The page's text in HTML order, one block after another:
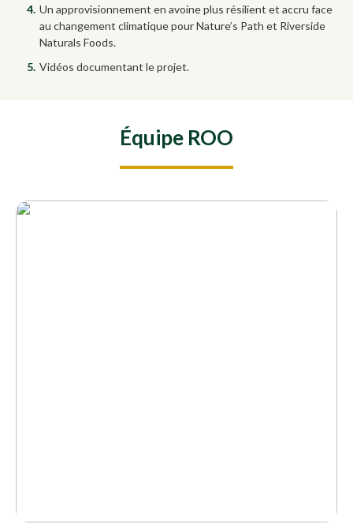
Un approvisionnement en avoine plus résilient et accru face
au changement climatique pour Nature’s Path et Riverside
Naturals Foods.
Vidéos documentant le projet.
Équipe ROO